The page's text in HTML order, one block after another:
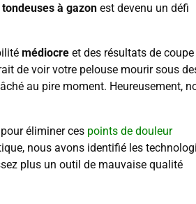
à gazon est devenu un défi
médiocre et des résultats de coupe
de voir votre pelouse mourir sous
au pire moment. Heureusement,
éliminer ces points de douleur
nous avons identifié les
plus un outil de mauvaise qualité